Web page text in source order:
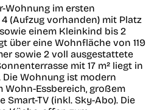
Wohnung im ersten
(Aufzug vorhanden) mit Platz
einem Kleinkind bis 2
über eine Wohnfläche von 119
sowie 2 voll ausgestattete
mit 17 m² liegt in
Wohnung ist modern
Essbereich, großem
Smart-TV (inkl. Sky-Abo). Die